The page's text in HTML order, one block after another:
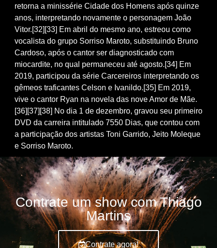
retorna a minissérie Cidade dos Homens após quinze
anos, interpretando novamente o personagem João
Vitor.[32][33] Em abril do mesmo ano, estreou como
vocalista do grupo Sorriso Maroto, substituindo Bruno
Cardoso, após o cantor ser diagnosticado com
miocardite, no qual permaneceu até agosto.[34] Em
2019, participou da série Carcereiros interpretando os
gêmeos traficantes Celson e Ivanildo.[35] Em 2019,
vive o cantor Ryan na novela das nove Amor de Mãe.
[36][37][38] No dia 1 de dezembro, gravou seu primeiro
DVD da carreira intitulado 7550 Dias, que contou com
a participação dos artistas Toni Garrido, Jeito Moleque
e Sorriso Maroto.
Contrate um show com Thiago
Martins
Contrate agora!